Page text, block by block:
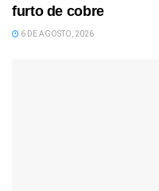
furto de cobre
6 DE AGOSTO, 2026